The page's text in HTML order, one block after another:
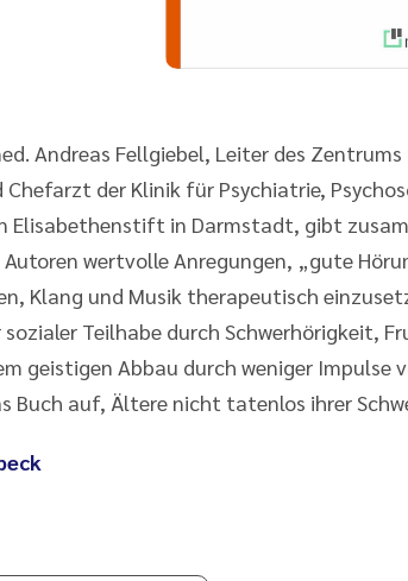
Andreas Fellgiebel, Leiter des
Chefarzt der Klinik für Psychiatrie,
Elisabethenstift in Darmstadt, gibt
wertvolle Anregungen, „gute
Klang und Musik therapeutisch
sozialer Teilhabe durch Schwerhörigkeit,
geistigen Abbau durch weniger Impulse
Buch auf, Ältere nicht tatenlos ihrer